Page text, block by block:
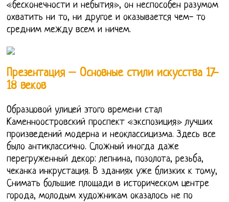
«бесконечности и небытия», он неспособен разумом
охватить ни то, ни другое и оказывается чем- то
средним между всем и ничем.
Презентация – Основные стили искусства 17-
18 веков
Образцовой улицей этого времени стал
Каменноостровский проспект «экспозиция» лучших
произведений модерна и неоклассицизма. Здесь все
было антиклассично. Сложный иногда даже
перегруженный декор: лепнина, позолота, резьба,
чеканка инкрустация. В зданиях уже близких к тому,
Снимать большие площади в историческом центре
города, молодым художникам оказалось не по